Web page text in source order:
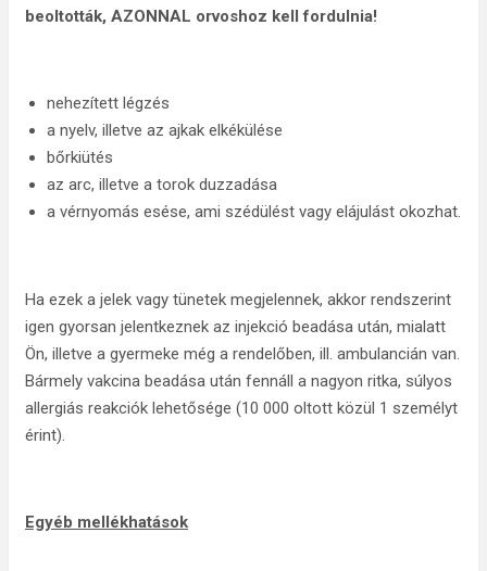
beoltották, AZONNAL orvoshoz kell fordulnia!
nehezített légzés
a nyelv, illetve az ajkak elkékülése
bőrkiütés
az arc, illetve a torok duzzadása
a vérnyomás esése, ami szédülést vagy elájulást okozhat.
Ha ezek a jelek vagy tünetek megjelennek, akkor rendszerint
igen gyorsan jelentkeznek az injekció beadása után, mialatt
Ön, illetve a gyermeke még a rendelőben, ill. ambulancián van.
Bármely vakcina beadása után fennáll a nagyon ritka, súlyos
allergiás reakciók lehetősége (10 000 oltott közül 1 személyt
érint).
Egyéb mellékhatások